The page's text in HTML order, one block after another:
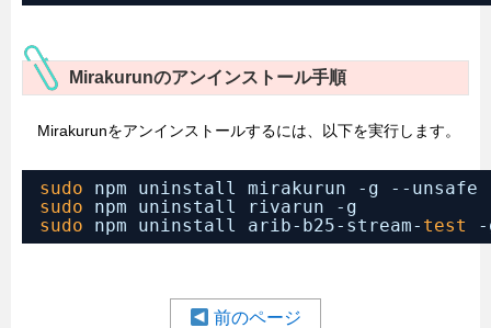
Mirakurunのアンインストール手順
Mirakurunをアンインストールするには、以下を実行します。
sudo
npm uninstall mirakurun -g --
sudo
npm uninstall rivarun -g
sudo
npm uninstall arib-b25-stream- test
前のページ